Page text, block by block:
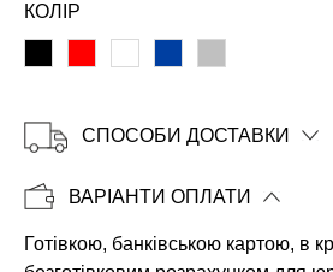
Копіювати
КОЛІР
СПОСОБИ ДОСТАВКИ
ВАРІАНТИ ОПЛАТИ
Готівкою, банківською картою, в